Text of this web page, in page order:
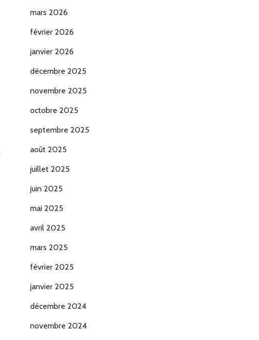
mars 2026
février 2026
janvier 2026
décembre 2025
novembre 2025
octobre 2025
septembre 2025
août 2025
juillet 2025
juin 2025
mai 2025
avril 2025
mars 2025
février 2025
janvier 2025
décembre 2024
novembre 2024